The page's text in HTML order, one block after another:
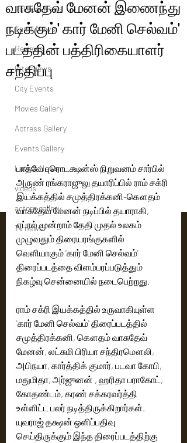
Political News
Tamil News
Reviews
Interviews
City Events
Movies Gallery
Actress Gallery
Events Gallery
Latest News
videos
actors gallery
Tv news
வாசுதேவ் மேனன் இணைந்து
நடிக்கும்' கார் மேனி செல்வம்'
படத்தின் பத்திரிகையாளர்
சந்திப்பு
பாத்வே புரொடக்ஷன்ஸ் நிறுவனம் சார்பில்
அருண் ரங்கராஜுலு தயாரிப்பில் ராம் சக்ரி
இயக்கத்தில் சமுத்திரக்கனி-கௌதம்
வாசுதேவ் மேனன் நடிப்பில் தயாராகி,
ஏப்ரல் மூன்றாம் தேதி முதல் உலகம்
முழுவதும் திரையரங்குகளில்
வெளியாகும் 'கார் மேனி செல்வம்'
திரைப்படத்தை விளம்பரப்படுத்தும்
நிகழ்வு சென்னையில் நடைபெற்றது.
ராம் சக்ரி இயக்கத்தில் உருவாகியுள்ள
'கார் மேனி செல்வம்' திரைப்படத்தில்
சமுத்திரக்கனி, கௌதம் வாசுதேவ்
மேனன், லட்சுமி பிரியா சந்திரமௌலி,
அபிநயா, கார்த்திக் குமார், படவா கோபி,
மதுமிதா, அர்ஜுனன் , ஹரிதா பராகோட்,
கோதண்டம், கரண் சக்கரவர்த்தி
உள்ளிட்ட பலர் நடித்திருக்கிறார்கள்.
யுவராஜ் தக்ஷ‌ன் ஒளிப்பதிவு
செய்திருக்கும் இந்த திரைப்படத்திற்கு